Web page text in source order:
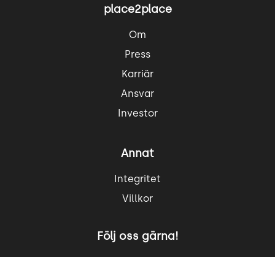
place2place
Om
Press
Karriär
Ansvar
Investor
Annat
Integritet
Villkor
Följ oss gärna!